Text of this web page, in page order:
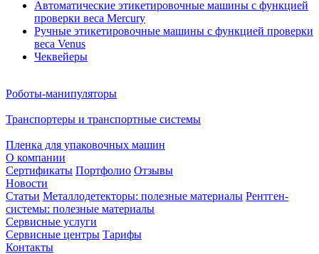
Автоматические этикетировочные машины с функцией
проверки веса Mercury
Ручные этикетировочные машины с функцией проверки
веса Venus
Чеквейеры
Роботы-манипуляторы
Транспортеры и транспортные системы
Пленка для упаковочных машин
О компании
Сертификаты Портфолио Отзывы
Новости
Статьи Металлодетекторы: полезные материалы Рентген-
системы: полезные материалы
Сервисные услуги
Сервисные центры Тарифы
Контакты